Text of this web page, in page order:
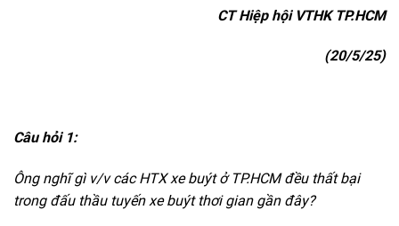
CT Hiệp hội VTHK TP.HCM
(20/5/25)
Câu hỏi 1:
Ông nghĩ gì v/v các HTX xe buýt ở TP.HCM đều thất bại
trong đấu thầu tuyến xe buýt thơi gian gần đây?